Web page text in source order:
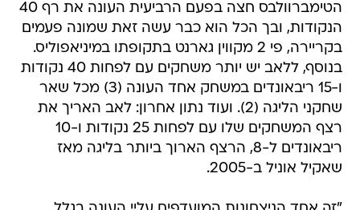
הטימברוולבס חצה בפעם הרביעית העונה את רף 40
הנקודות, ובך הכל הוא כבר עשה זאת שמונה פעמים
בקריירה, פי 2 מקווין גארנט בתקופתו במיניאפוליס.
בנוסף, ללאב יש יותר משחקים עם לפחות 40 נקודות
ו-15 ריבאונדים במשחק אחד העונה (3) מכל שאר
שחקני הליגה (2). ועוד נתון אחרון: לאב האריך את
רצף המשחקים שלו עם לפחות 25 נקודות ו-10
ריבאונדים ל-8, הרצף הארוך ביותר בליגה מאז
שאקיל אוניל ב-2005.